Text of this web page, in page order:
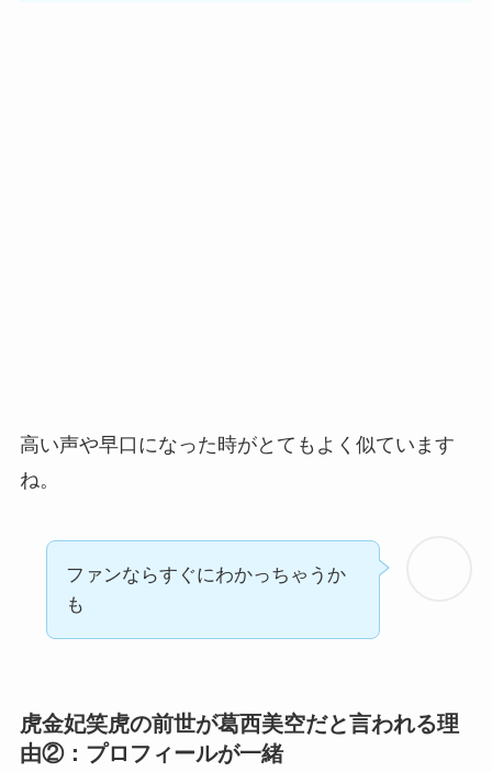
高い声や早口になった時がとてもよく似ています
ね。
ファンならすぐにわかっちゃうか
も
虎金妃笑虎の前世が葛西美空だと言われる理
由②：プロフィールが一緒